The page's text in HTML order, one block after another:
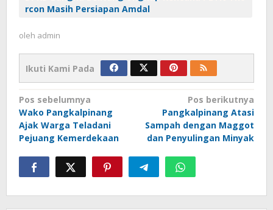
rcon Masih Persiapan Amdal
oleh admin
Ikuti Kami Pada
Navigasi
pos
Pos sebelumnya
Wako Pangkalpinang
Ajak Warga Teladani
Pejuang Kemerdekaan
Pos berikutnya
Pangkalpinang Atasi
Sampah dengan Maggot
dan Penyulingan Minyak